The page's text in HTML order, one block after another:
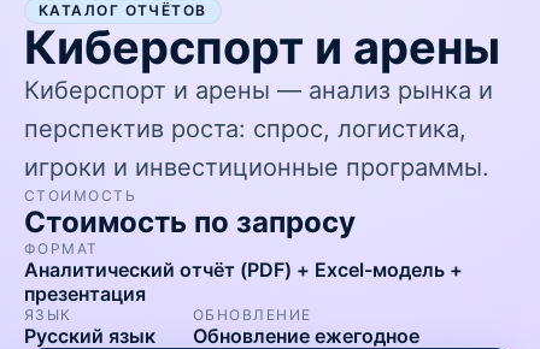
КАТАЛОГ ОТЧЁТОВ
Киберспорт и арены
Киберспорт и арены — анализ рынка и
перспектив роста: спрос, логистика,
игроки и инвестиционные программы.
СТОИМОСТЬ
Стоимость по запросу
ФОРМАТ
Аналитический отчёт (PDF) + Excel-модель +
презентация
ЯЗЫК
Русский язык
ОБНОВЛЕНИЕ
Обновление ежегодное